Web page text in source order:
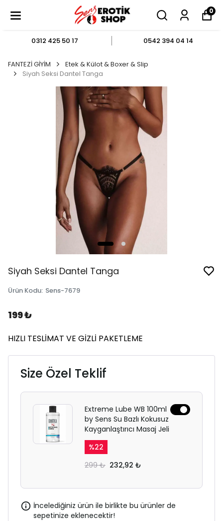
0
0312 425 50 17 0542 394 04 14
FANTEZİ GİYİM
Etek & Külot & Boxer & Slip
Siyah Seksi Dantel Tanga
Siyah Seksi Dantel Tanga
Ürün Kodu: Sens-7679
199 ₺
HIZLI TESLİMAT VE GİZLİ PAKETLEME
Size Özel Teklif
Extreme Lube WB 100ml
by Sens Su Bazlı Kokusuz
Kayganlaştırıcı Masaj Jeli
%22
299 ₺ 232,92 ₺
İncelediğiniz ürün ile birlikte bu ürünler de
sepetinize eklenecektir!